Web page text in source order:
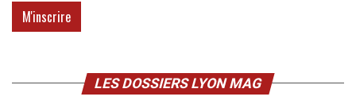
LES DOSSIERS LYON MAG